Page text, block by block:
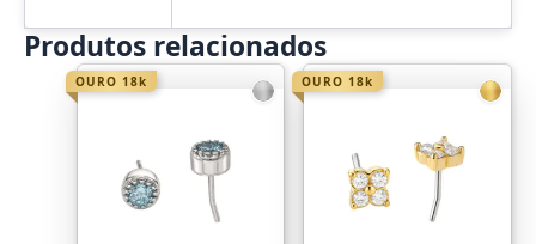
Produtos relacionados
OURO 18k OURO 18k